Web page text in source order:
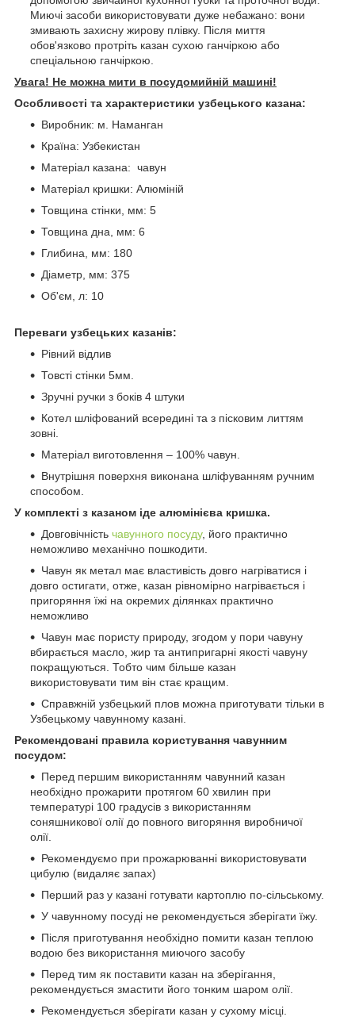
Миючі засоби використовувати дуже небажано: вони
змивають захисну жирову плівку. Після миття
обов'язково протріть казан сухою ганчіркою або
спеціальною ганчіркою.
Увага! Не можна мити в посудомийній машині!
Особливості та характеристики узбецького казана:
Виробник: м. Наманган
Країна: Узбекистан
Матеріал казана: чавун
Матеріал кришки: Алюміній
Товщина стінки, мм: 5
Товщина дна, мм: 6
Глибина, мм: 180
Діаметр, мм: 375
Об'єм, л: 10
Переваги узбецьких казанів:
Рівний відлив
Товсті стінки 5мм.
Зручні ручки з боків 4 штуки
Котел шліфований всередині та з пісковим литтям
зовні.
Матеріал виготовлення – 100% чавун.
Внутрішня поверхня виконана шліфуванням ручним
способом.
У комплекті з казаном іде алюмінієва кришка.
Довговічність чавунного посуду, його практично
неможливо механічно пошкодити.
Чавун як метал має властивість довго нагріватися і
довго остигати, отже, казан рівномірно нагрівається і
пригоряння їжі на окремих ділянках практично
неможливо
Чавун має пористу природу, згодом у пори чавуну
вбирається масло, жир та антипригарні якості чавуну
покращуються. Тобто чим більше казан
використовувати тим він стає кращим.
Справжній узбецький плов можна приготувати тільки в
Узбецькому чавунному казані.
Рекомендовані правила користування чавунним
посудом:
Перед першим використанням чавунний казан
необхідно прожарити протягом 60 хвилин при
температурі 100 градусів з використанням
соняшникової олії до повного вигоряння виробничої
олії.
Рекомендуємо при прожарюванні використовувати
цибулю (видаляє запах)
Перший раз у казані готувати картоплю по-сільському.
У чавунному посуді не рекомендується зберігати їжу.
Після приготування необхідно помити казан теплою
водою без використання миючого засобу
Перед тим як поставити казан на зберігання,
рекомендується змастити його тонким шаром олії.
Рекомендується зберігати казан у сухому місці.